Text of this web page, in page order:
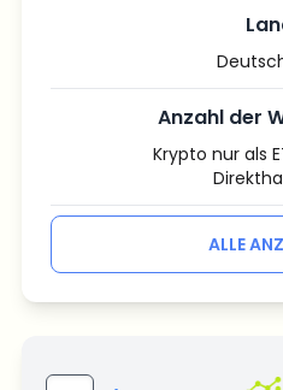
Anzahl der
Krypto nur als
ALLE